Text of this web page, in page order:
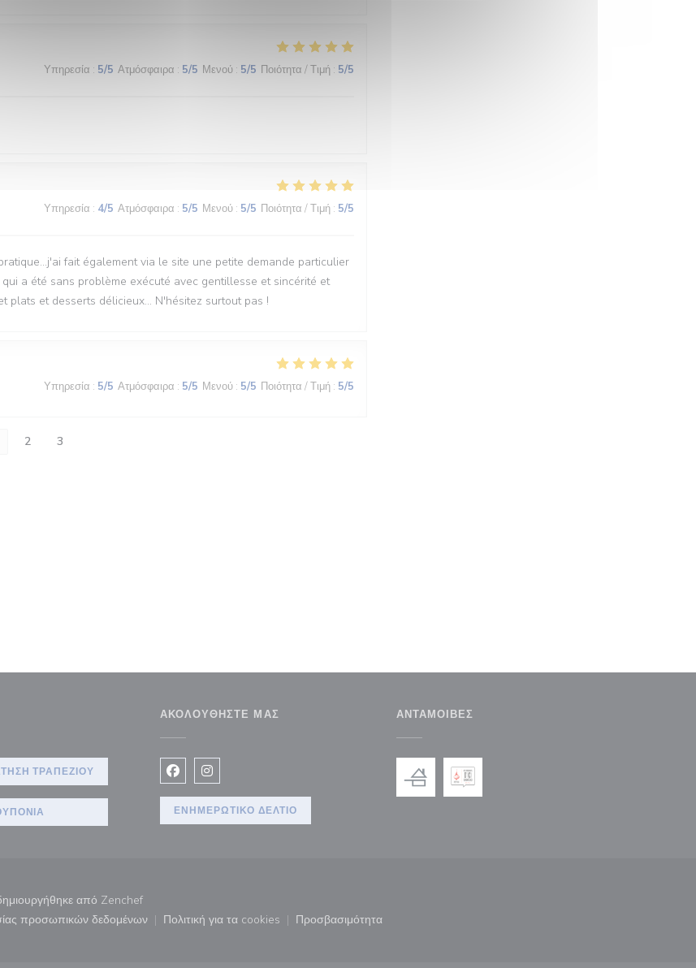
Υπηρεσία : 5/5 Ατμόσφαιρα : 5/5 Μενού : 5/5 Ποιότητα / Τιμή : 5/5
Υπηρεσία : 4/5 Ατμόσφαιρα : 5/5 Μενού : 5/5 Ποιότητα / Τιμή : 5/5
fait également via le site une petite demande particulier
a été sans problème exécuté avec gentillesse et sincérité et
plats et desserts délicieux... N'hésitez surtout pas !
Υπηρεσία : 5/5 Ατμόσφαιρα : 5/5 Μενού : 5/5 Ποιότητα / Τιμή : 5/5
2 3
ΤΡΑΠΕΖΙΟΎ
ΑΚΟΛΟΥΘΉΣΤΕ ΜΑΣ
Facebook ((ανοίγει σε νέο παράθυρο))
Instagram ((ανοίγει σε νέο παράθυρο))
ΕΝΗΜΕΡΩΤΙΚΌ ΔΕΛΤΊΟ
ΑΝΤΑΜΟΙΒΈΣ
από Zenchef((ανοίγει σε νέο παράθυρο))
προσωπικών δεδομένων
((ανοίγει σε νέο παράθυρο))
Πολιτική για τα cookies
((ανοίγει σε νέο παράθυρο))
Προσβασιμότητα
((ανοίγει σε νέο παράθυρο))